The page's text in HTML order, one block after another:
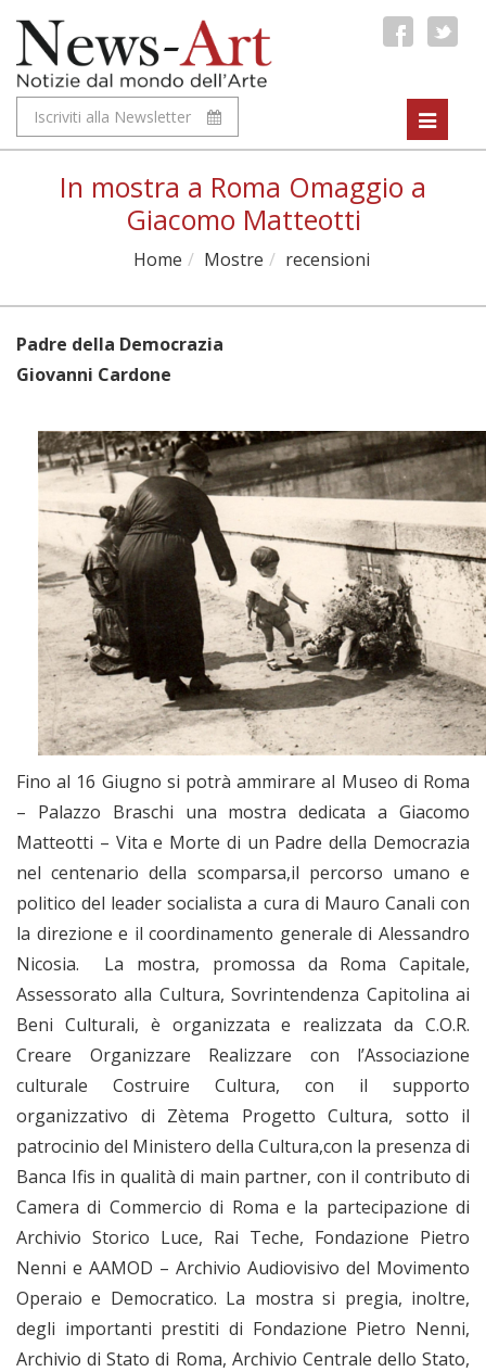
Iscriviti alla Newsletter
Toggle
In mostra a Roma Omaggio a
Giacomo Matteotti
Home Mostre recensioni
Padre della Democrazia
Giovanni Cardone
Fino al 16 Giugno si potrà ammirare al Museo di Roma
– Palazzo Braschi una mostra dedicata a Giacomo
Matteotti – Vita e Morte di un Padre della Democrazia
nel centenario della scomparsa,il percorso umano e
politico del leader socialista a cura di Mauro Canali con
la direzione e il coordinamento generale di Alessandro
Nicosia. La mostra, promossa da Roma Capitale,
Assessorato alla Cultura, Sovrintendenza Capitolina ai
Beni Culturali, è organizzata e realizzata da C.O.R.
Creare Organizzare Realizzare con l’Associazione
culturale Costruire Cultura, con il supporto
organizzativo di Zètema Progetto Cultura, sotto il
patrocinio del Ministero della Cultura,con la presenza di
Banca Ifis in qualità di main partner, con il contributo di
Camera di Commercio di Roma e la partecipazione di
Archivio Storico Luce, Rai Teche, Fondazione Pietro
Nenni e AAMOD – Archivio Audiovisivo del Movimento
Operaio e Democratico. La mostra si pregia, inoltre,
degli importanti prestiti di Fondazione Pietro Nenni,
Archivio di Stato di Roma, Archivio Centrale dello Stato,